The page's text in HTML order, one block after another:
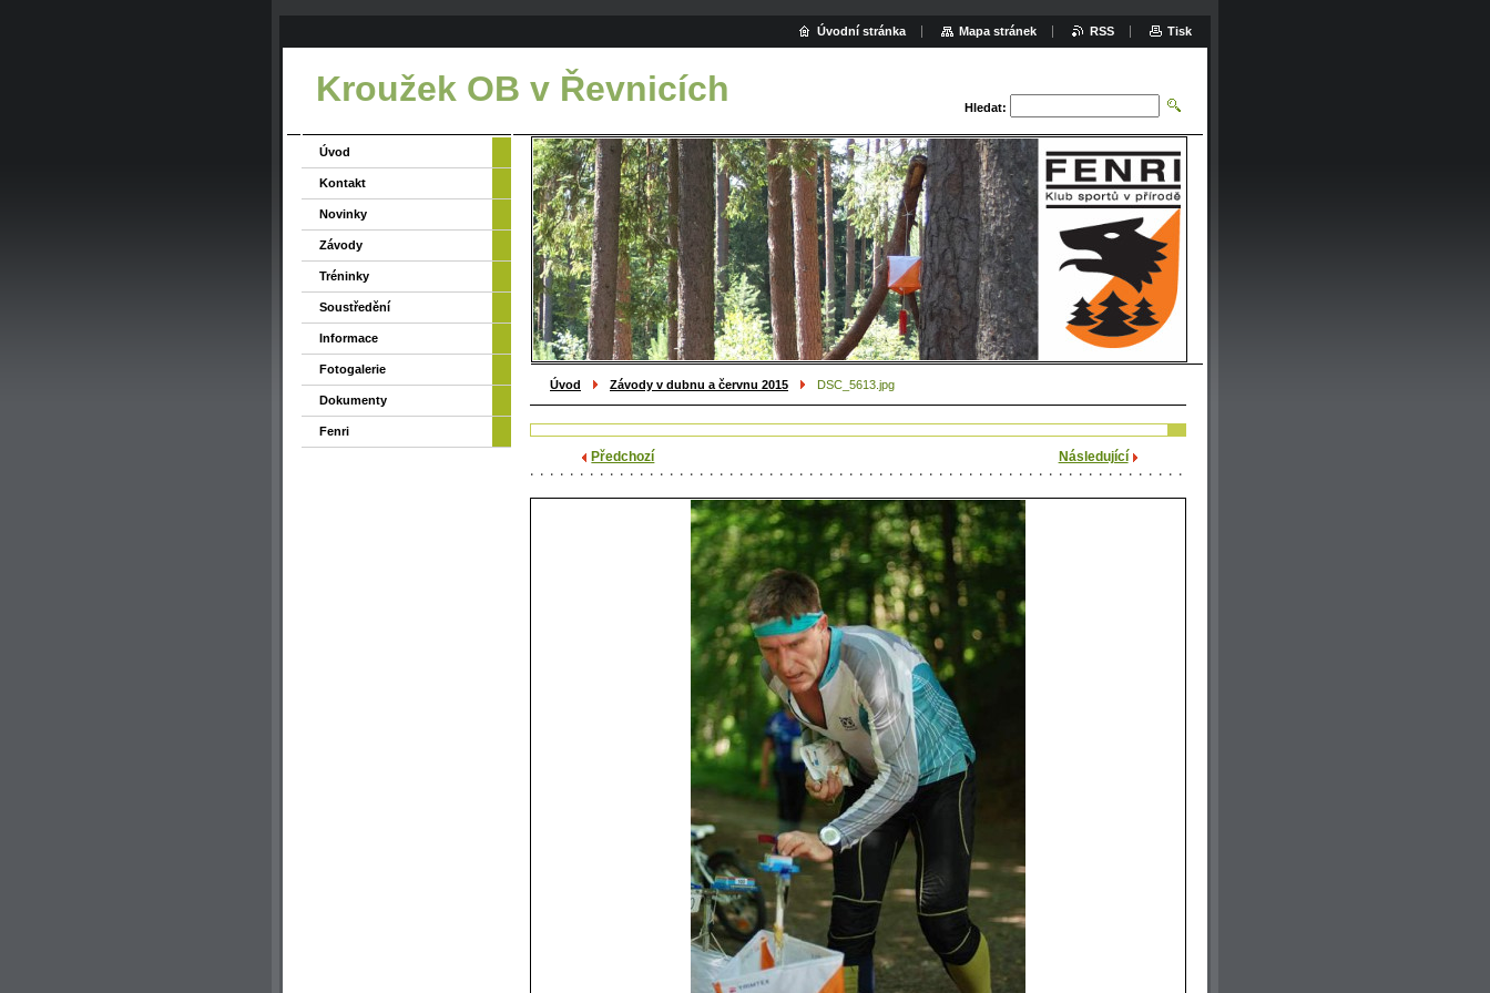
Kroužek OB v Řevnicích Hledat:
Úvod Závody v dubnu a červnu 2015 DSC_5613.jpg
Předchozí Následující
Úvod
Kontakt
Novinky
Závody
Tréninky
Soustředění
Informace
Fotogalerie
Dokumenty
Fenri
Úvodní stránka Mapa stránek RSS Tisk